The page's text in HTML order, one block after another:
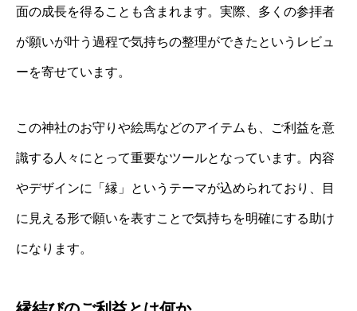
面の成長を得ることも含まれます。実際、多くの参拝者
が願いが叶う過程で気持ちの整理ができたというレビュ
ーを寄せています。
この神社のお守りや絵馬などのアイテムも、ご利益を意
識する人々にとって重要なツールとなっています。内容
やデザインに「縁」というテーマが込められており、目
に見える形で願いを表すことで気持ちを明確にする助け
になります。